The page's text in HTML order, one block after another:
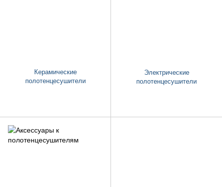
Керамические
полотенцесушители
Электрические
полотенцесушители